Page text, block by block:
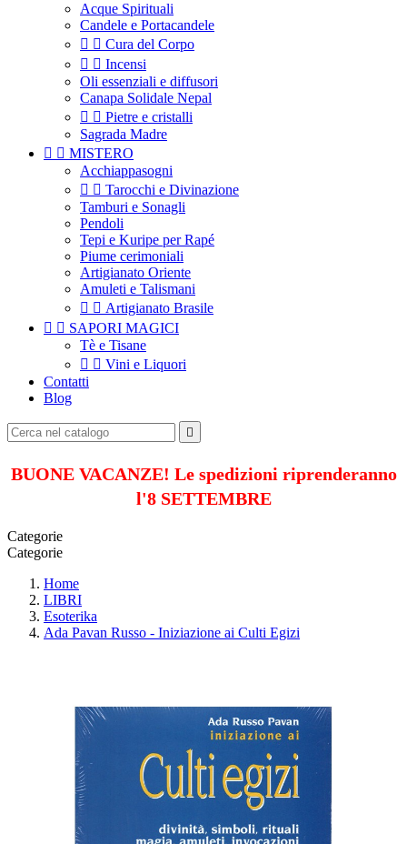
Acque Spirituali
Candele e Portacandele
  Cura del Corpo
  Incensi
Oli essenziali e diffusori
Canapa Solidale Nepal
  Pietre e cristalli
Sagrada Madre
  MISTERO
Acchiappasogni
  Tarocchi e Divinazione
Tamburi e Sonagli
Pendoli
Tepi e Kuripe per Rapé
Piume cerimoniali
Artigianato Oriente
Amuleti e Talismani
  Artigianato Brasile
  SAPORI MAGICI
Tè e Tisane
  Vini e Liquori
Contatti
Blog

BUONE VACANZE! Le spedizioni riprenderanno
l'8 SETTEMBRE
Categorie
Categorie
Home
LIBRI
Esoterika
Ada Pavan Russo - Iniziazione ai Culti Egizi